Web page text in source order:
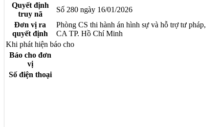
Quyết định
truy nã
Số 280 ngày 16/01/2026
Đơn vị ra
quyết định
Phòng CS thi hành án hình sự và hỗ trợ tư pháp,
CA TP. Hồ Chí Minh
Khi phát hiện báo cho
Báo cho đơn
vị
Số điện thoại